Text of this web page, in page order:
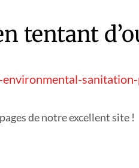
tentant
de notre excellent site !